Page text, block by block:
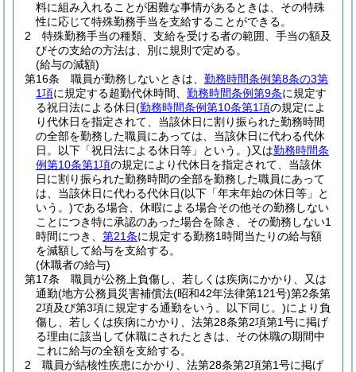
料に組み入れることが困難な事情があるときは、その特殊
性に応じて特殊勤務手当を支給することができる。
2
特殊勤務手当の種類、支給を受ける者の範囲、手当の額及
びその支給の方法は、別に規則で定める。
(給与の減額)
第16条
職員が勤務しないときは、 勤務時間条例第8条の3第
1項に規定する超勤代休時間、 勤務時間条例第9条に規定す
る祝日法による休日(勤務時間条例第10条第1項の規定によ
り代休日を指定されて、当該休日に割り振られた勤務時間
の全部を勤務した職員にあっては、当該休日に代わる代休
日。以下「祝日法による休日等」という。)又は勤務時間条
例第10条第1項の規定により代休日を指定されて、当該休
日に割り振られた勤務時間の全部を勤務した職員にあって
は、当該休日に代わる代休日(以下「年末年始の休日等」と
いう。)である場合、休暇による場合その他その勤務しない
ことにつき特に承認のあった場合を除き、その勤務しない1
時間につき、 第21条に規定する勤務1時間当たりの給与額
を減額して給与を支給する。
(休職者の給与)
第17条
職員が公務上負傷し、若しくは疾病にかかり、又は
通勤(地方公務員災害補償法(昭和42年法律第121号)第2条第
2項及び第3項に規定する通勤をいう。以下同じ。)により負
傷し、若しくは疾病にかかり、法第28条第2項第1号に掲げ
る理由に該当して休職にされたときは、その休職の期間中
これに給与の全額を支給する。
2
職員が結核性疾患にかかり、法第28条第2項第1号に掲げ